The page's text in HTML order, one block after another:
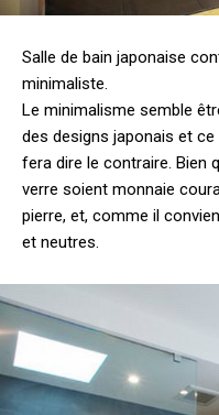
Salle de bain japonaise
minimaliste.
Le minimalisme semble
des designs japonais et ce
fera dire le contraire. Bien
verre soient monnaie
pierre, et, comme il
et neutres.